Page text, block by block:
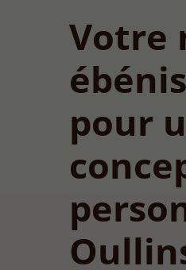
Votre
pour